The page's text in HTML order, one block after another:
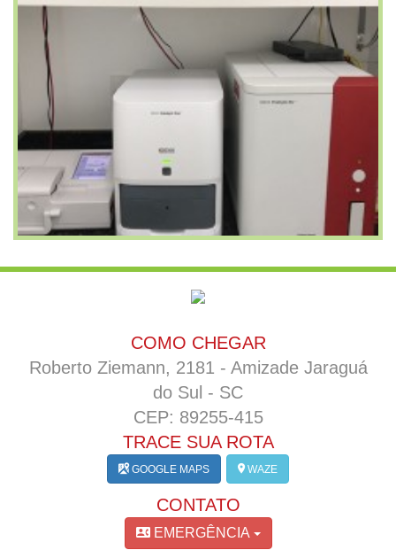
COMO CHEGAR
Roberto Ziemann, 2181 - Amizade Jaraguá
do Sul - SC
CEP: 89255-415
TRACE SUA ROTA
GOOGLE MAPS WAZE
CONTATO
EMERGÊNCIA